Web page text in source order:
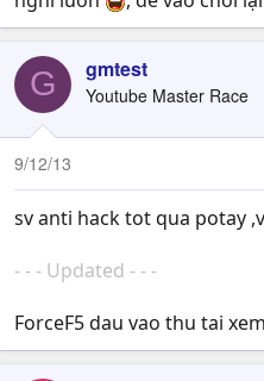
G gmtest
Youtube Master Race
9/12/13
sv anti hack tot qua potay
- - - Updated - - -
ForceF5 dau vao thu tai xem